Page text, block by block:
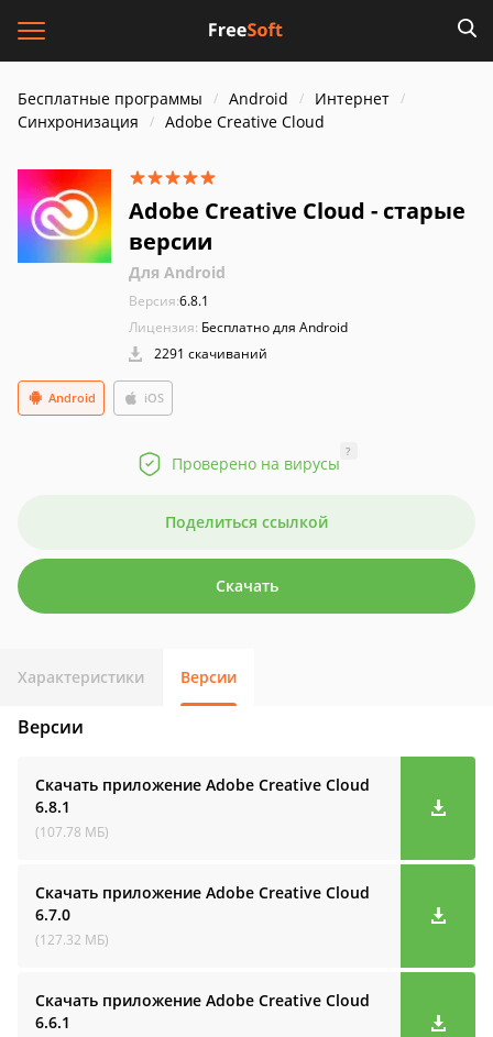
Бесплатные программы Android
Интернет
Синхронизация
Adobe Creative Cloud
Adobe Creative Cloud - старые
версии
Для Android
Версия:6.8.1
Лицензия: Бесплатно для Android
2291 скачиваний
Android iOS
Проверено на вирусы
?
Поделиться ссылкой
Скачать
Характеристики Версии
Версии
Скачать приложение Adobe Creative Cloud
6.8.1
(107.78 МБ)
Скачать приложение Adobe Creative Cloud
6.7.0
(127.32 МБ)
Скачать приложение Adobe Creative Cloud
6.6.1